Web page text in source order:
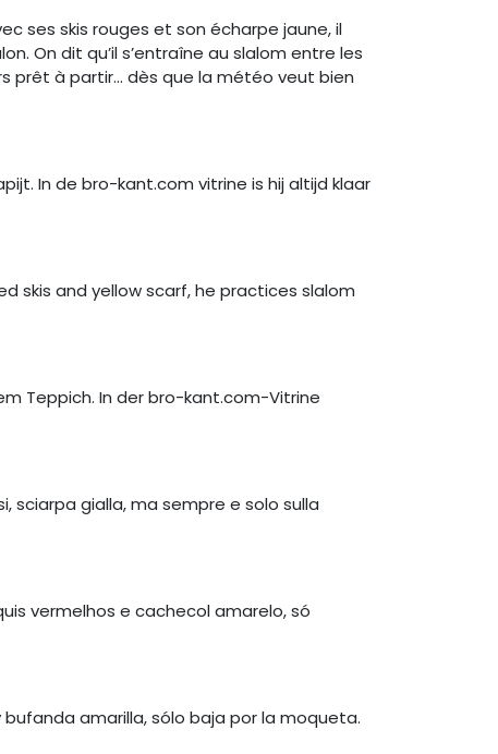
ses skis rouges et son écharpe jaune, il
On dit qu’il s’entraîne au slalom entre les
prêt à partir… dès que la météo veut bien
In de bro-kant.com vitrine is hij altijd klaar
skis and yellow scarf, he practices slalom
Teppich. In der bro-kant.com-Vitrine
gialla, ma sempre e solo sulla
vermelhos e cachecol amarelo, só
amarilla, sólo baja por la moqueta.